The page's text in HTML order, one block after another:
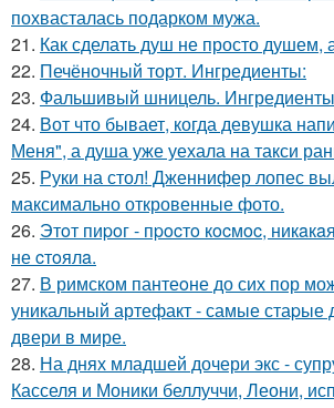
похвасталась подарком мужа.
21. Как сделать душ не просто душем,
22. Печёночный торт. Ингредиенты:
23. Фальшивый шницель.
24. Вот что бывает, когда девушка
Меня", а душа уже уехала на такси
25. Руки на стол! Дженнифер лопес
максимально откровенные фото.
26. Этoт пиpoг - пpocтo кocмoc,
не cтoялa.
27. В римском пантеoне до сих пор
уникальный артефакт - самые стаpые
двери в мире.
28. На днях младшей дочери экс -
Касселя и Моники беллуччи, Леони,